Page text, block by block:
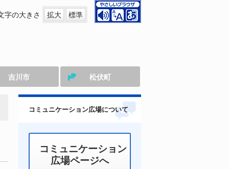
字の大きさ 拡大 標準
吉川市 松伏町
コミュニケーション広場について
コミュニケーション
広場ページへ